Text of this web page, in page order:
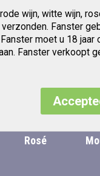
wijn, witte wijn,
Fanster
moet u 18
Fanster verkoopt
Gratis
Rosé